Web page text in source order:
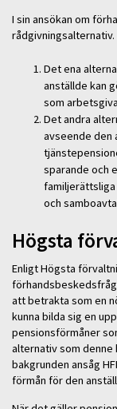
I sin ansökan om
rådgivningsalternativ.
Det ena
anställde kan
som
Det andra
avseende den
sparande och
och
Högsta
Enligt Högsta
att betrakta som en
kunna bilda sig en
pensionsförmåner
alternativ som denne
bakgrunden ansåg
förmån för den